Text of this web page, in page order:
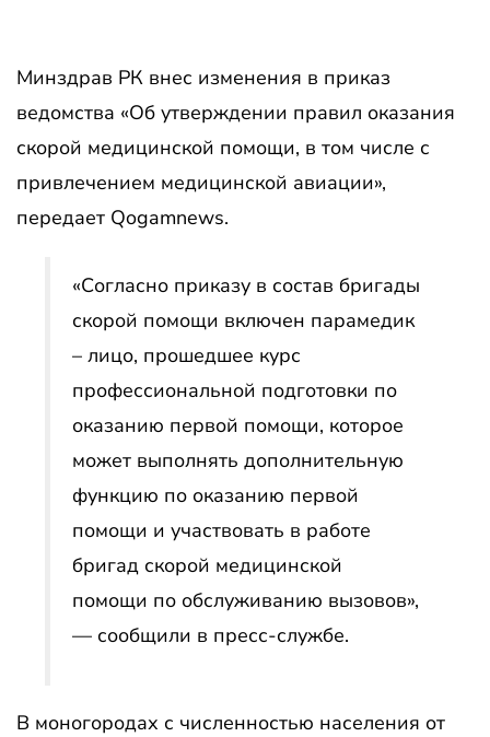
Минздрав РК внес изменения в приказ
ведомства «Об утверждении правил оказания
скорой медицинской помощи, в том числе с
привлечением медицинской авиации»,
передает Qogamnews.
«Согласно приказу в состав бригады
скорой помощи включен парамедик
– лицо, прошедшее курс
профессиональной подготовки по
оказанию первой помощи, которое
может выполнять дополнительную
функцию по оказанию первой
помощи и участвовать в работе
бригад скорой медицинской
помощи по обслуживанию вызовов»,
— сообщили в пресс-службе.
В моногородах с численностью населения от